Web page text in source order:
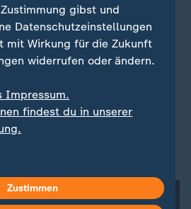
Geht es um
Beides sind ja Dinge, wo es
Jahren auch Bewegung gab",
auf die US-Pläne in
eine Plattform, um über
zu sprechen und zu
gibt sich der Vizekanzler
gibst und
Datenschutzeinstellungen
mit Wirkung für die Zukunft
widerrufen oder ändern.
Impressum.
findest du in unserer
Zustimmen